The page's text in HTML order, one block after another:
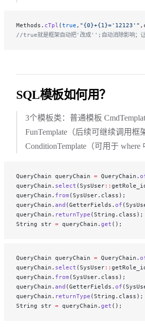
Methods. cTpl (true , "{0}+{1}='12123'"
//true就是框架自动把'改成'';自动消除影响；让
SQL模板如何用？
3个模板类：普通模板
FunTemplate（后续可继续调用
ConditionTemplate（可用于 where
QueryChain queryChain = QueryChain.
queryChain. select (SysUser::
queryChain. from (SysUser.class);
queryChain. and (GetterFields. of
queryChain. returnType (String.class);
String str = queryChain. get ();
QueryChain queryChain = QueryChain.
queryChain. select (SysUser::
queryChain. from (SysUser.class);
queryChain. and (GetterFields. of
queryChain. returnType (String.class);
String str = queryChain. get ();